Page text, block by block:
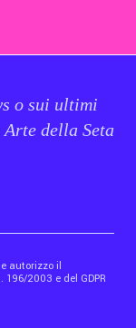
o sui ultimi
della Seta
e autorizzo il
2003 e del GDPR